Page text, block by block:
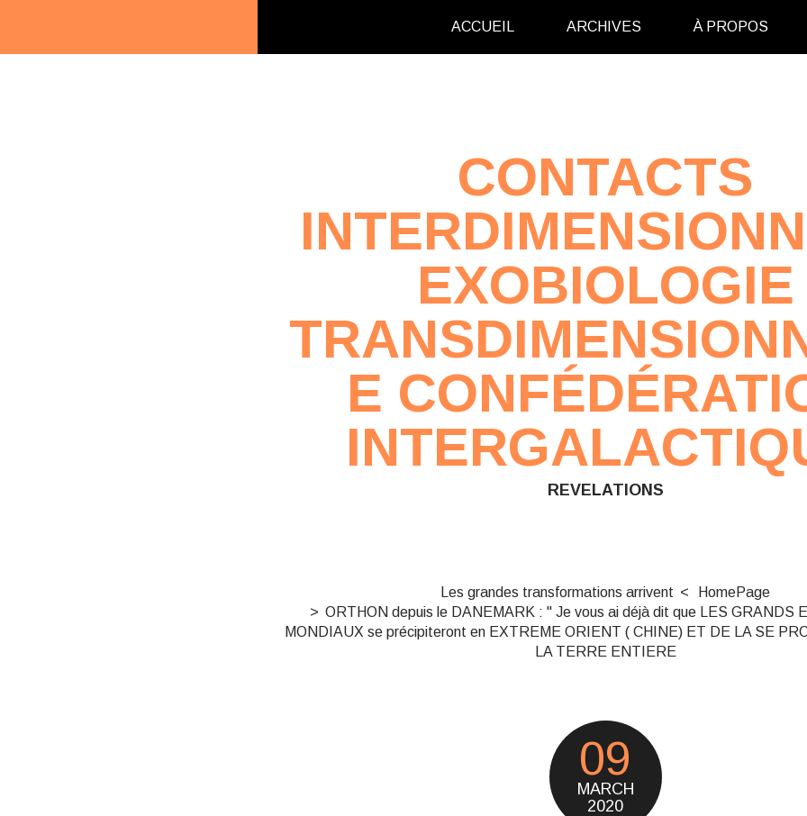
ACCUEIL ARCHIVES À PROPOS
CONTACTS
EXOBIOLOGIE
E
REVELATIONS
Les grandes transformations arrivent
HomePage
ORTHON depuis le DANEMARK : " Je vous ai déjà dit que LES GRANDS
MONDIAUX se précipiteront en EXTREME ORIENT ( CHINE) ET DE LA SE
LA TERRE ENTIERE
09
MARCH
2020